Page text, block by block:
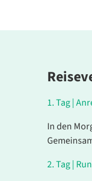
1.Tag |
In den
2.Tag |